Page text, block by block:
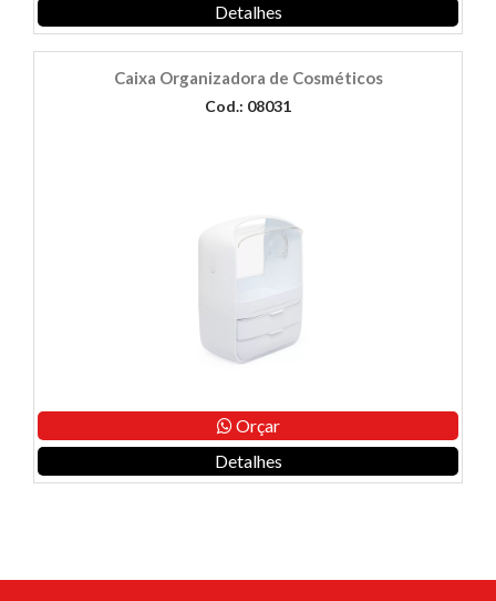
Detalhes
Caixa Organizadora de Cosméticos
Cod.: 08031
Orçar
Detalhes